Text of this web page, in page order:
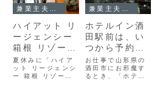
ハイアット リ
ージェンシー
箱根 リゾート
＆スパ 子連
れ1泊ブログ
夏休みに「ハイア
ット リージェンシ
ー 箱根 リゾート
ホテルイン酒
田駅前は、い
つから予約で
きるか？（予
約可能日
は？）
お仕事で山形県の
酒田市にお邪魔す
るとき、「ホテル